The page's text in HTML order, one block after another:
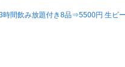
3時間飲み放題付き8品⇒5500円 生ビ